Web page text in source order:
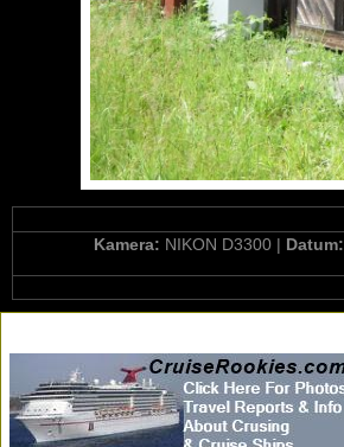
Kamera: NIKON D3300 | Datum: